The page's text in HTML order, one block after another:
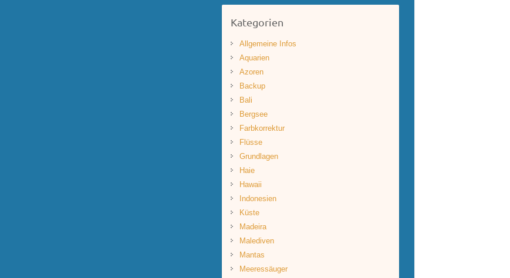
Kategorien
Allgemeine Infos
Aquarien
Azoren
Backup
Bali
Bergsee
Farbkorrektur
Flüsse
Grundlagen
Haie
Hawaii
Indonesien
Küste
Madeira
Malediven
Mantas
Meeressäuger